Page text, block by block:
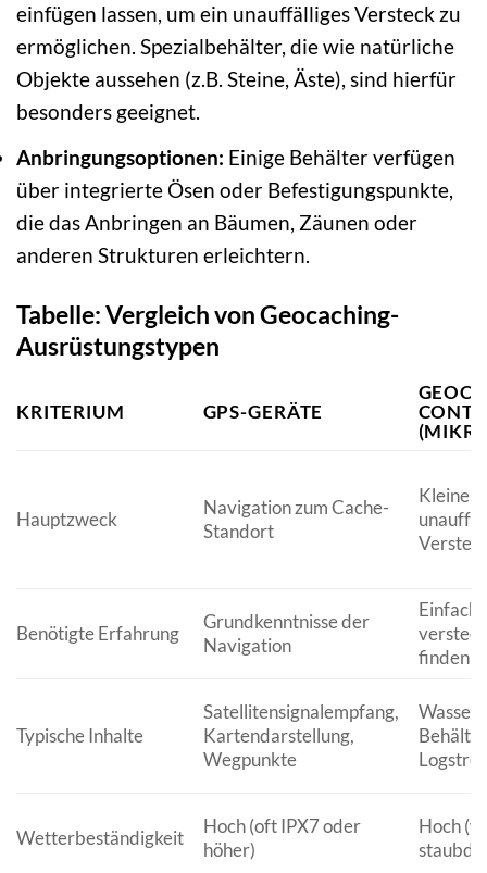
einfügen lassen, um ein unauffälliges Versteck zu
ermöglichen. Spezialbehälter, die wie natürliche
Objekte aussehen (z.B. Steine, Äste), sind hierfür
besonders geeignet.
Anbringungsoptionen: Einige Behälter verfügen
über integrierte Ösen oder Befestigungspunkte,
die das Anbringen an Bäumen, Zäunen oder
anderen Strukturen erleichtern.
Tabelle: Vergleich von Geocaching-
Ausrüstungstypen
KRITERIUM GPS-GERÄTE
Hauptzweck
Navigation zum Cache-
Standort
Kleiner
Benötigte Erfahrung
Grundkenntnisse der
Navigation
Einfach
finden
Typische Inhalte
Satellitensignalempfang,
Kartendarstellung,
Wegpunkte
Wetterbeständigkeit
Hoch (oft IPX7 oder
höher)
Hoch